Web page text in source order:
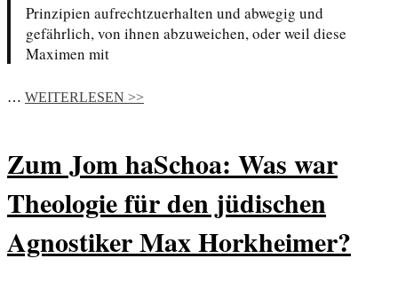
Prinzipien aufrechtzuerhalten und abwegig und
gefährlich, von ihnen abzuweichen, oder weil diese
Maximen mit
… WEITERLESEN >>
Zum Jom haSchoa: Was war
Theologie für den jüdischen
Agnostiker Max Horkheimer?